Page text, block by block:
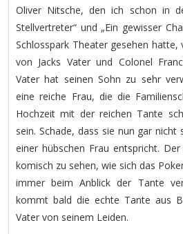
Oliver Nitsche, den ich schon in
Stellvertreter“ und „Ein gewisser
Schlosspark Theater gesehen hatte,
von Jacks Vater und Colonel
Vater hat seinen Sohn zu sehr
eine reiche Frau, die die
Hochzeit mit der reichen Tante
sein. Schade, dass sie nun gar nicht
einer hübschen Frau entspricht.
komisch zu sehen, wie sich das
immer beim Anblick der Tante
kommt bald die echte Tante aus
Vater von seinem Leiden.